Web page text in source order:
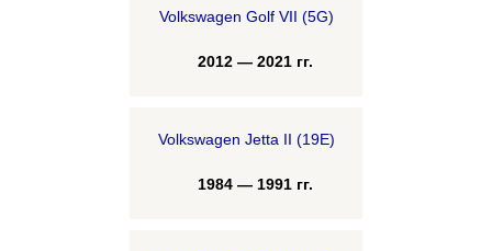
Volkswagen Golf VII (5G)
2012 — 2021 гг.
Volkswagen Jetta II (19E)
1984 — 1991 гг.